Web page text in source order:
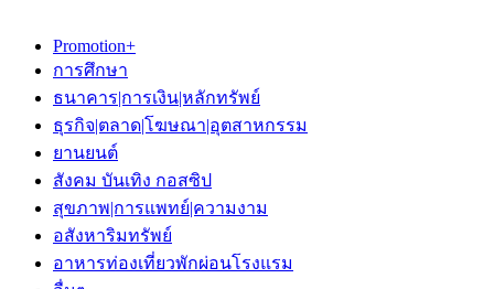
Promotion+
การศึกษา
ธนาคาร|การเงิน|หลักทรัพย์
ธุรกิจ|ตลาด|โฆษณา|อุตสาหกรรม
ยานยนต์
สังคม บันเทิง กอสซิป
สุขภาพ|การแพทย์|ความงาม
อสังหาริมทรัพย์
อาหารท่องเที่ยวพักผ่อนโรงแรม